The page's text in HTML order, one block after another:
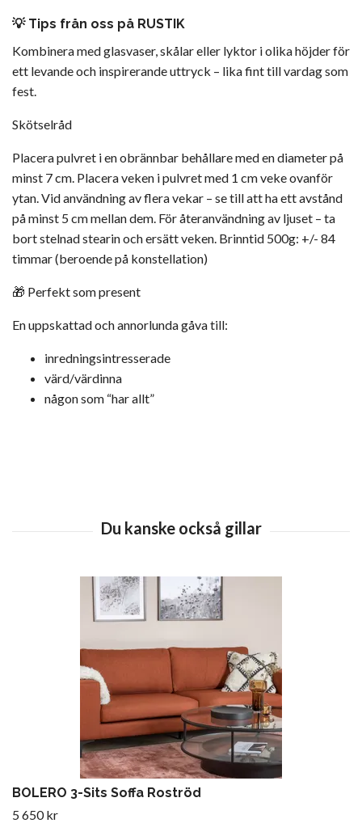
💡 Tips från oss på RUSTIK
Kombinera med glasvaser, skålar eller lyktor i olika höjder för
ett levande och inspirerande uttryck – lika fint till vardag som
fest.
Skötselråd
Placera pulvret i en obrännbar behållare med en diameter på
minst 7 cm. Placera veken i pulvret med 1 cm veke ovanför
ytan. Vid användning av flera vekar – se till att ha ett avstånd
på minst 5 cm mellan dem. För återanvändning av ljuset – ta
bort stelnad stearin och ersätt veken. Brinntid 500g: +/- 84
timmar (beroende på konstellation)
🎁 Perfekt som present
En uppskattad och annorlunda gåva till:
inredningsintresserade
värd/värdinna
någon som “har allt”
BOLERO 3-Sits Soffa Roströd
5 650 kr